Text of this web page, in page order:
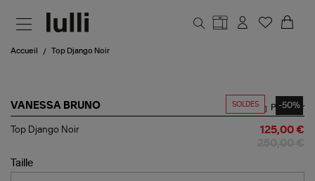
Accueil Top Django Noir
SOLDES -50%
VANESSA BRUNO
Top
Partager
Top Django Noir 125,00 €
Taille